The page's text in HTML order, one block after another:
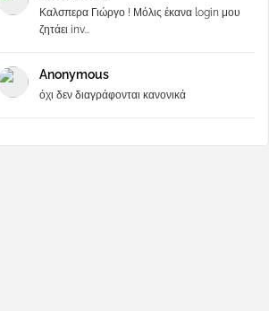
Καλσπερα Γιώργο ! Μόλις έκανα login μου
ζητάει inv...
Anonymous
όχι δεν διαγράφονται κανονικά